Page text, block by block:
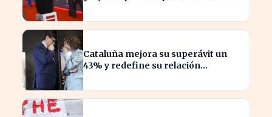
Cataluña mejora su superávit un
43% y redefine su relación